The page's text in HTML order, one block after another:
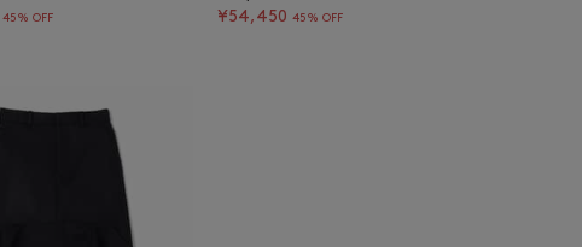
45% OFF
¥54,450 45% OFF